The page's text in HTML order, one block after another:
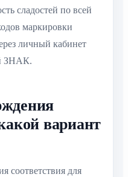
сладостей по всей
маркировки
личный кабинет
ЗНАК.
вариант
соответствия для